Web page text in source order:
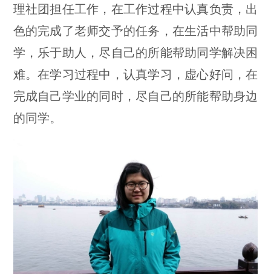
理社团担任工作，在工作过程中认真负责，出
色的完成了老师交予的任务，在生活中帮助同
学，乐于助人，尽自己的所能帮助同学解决困
难。在学习过程中，认真学习，虚心好问，在
完成自己学业的同时，尽自己的所能帮助身边
的同学。